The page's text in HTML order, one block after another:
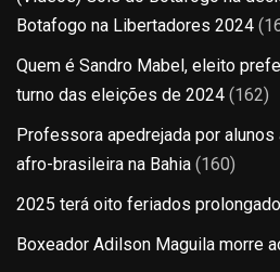
Botafogo na Libertadores 2024
Quem é Sandro Mabel, eleito
turno das eleições de 2024 (162)
Professora apedrejada por alunos
afro-brasileira na Bahia (160)
2025 terá oito feriados
Boxeador Adilson Maguila morre